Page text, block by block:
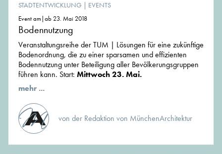
STADTENTWICKLUNG | EVENTS
Event am|ab 23. Mai 2018
Bodennutzung
Veranstaltungsreihe der TUM | Lösungen für eine zukünftige
Bodenordnung, die zu einer sparsamen und effizienten
Bodennutzung unter Beteiligung aller Bevölkerungsgruppen
führen kann. Start: Mittwoch 23. Mai.
mehr ...
von der Redaktion von MünchenArchitektur